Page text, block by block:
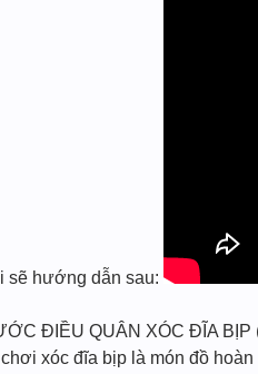
sẽ hướng dẫn sau:
ĐIỀU QUÂN XÓC ĐĨA BỊP
xóc đĩa bịp là món đồ